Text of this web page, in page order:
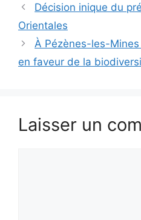
Décision inique du
Orientales
À Pézènes-les-
en faveur de la
Laisser un